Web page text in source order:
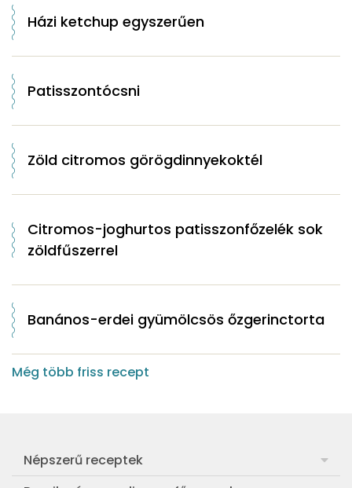
Házi ketchup egyszerűen
Patisszontócsni
Zöld citromos görögdinnyekoktél
Citromos-joghurtos patisszonfőzelék sok
zöldfűszerrel
Banános-erdei gyümölcsös őzgerinctorta
Még több friss recept
Népszerű receptek